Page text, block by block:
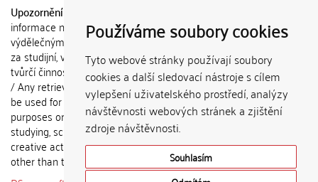
Používáme soubory cookies
Tyto webové stránky používají soubory
cookies a další sledovací nástroje s cílem
vylepšení uživatelského prostředí, analýzy
návštěvnosti webových stránek a zjištění
zdroje návštěvnosti.
Souhlasím
Upozornění / Notice:
informace nemohou být použity k
výdělečným účelům nebo vydávány
za studijní, vědeckou nebo jinou
tvůrčí činnost jiné osoby než autora.
/ Any retrieved information shall not
be used for any commercial
purposes or claimed as results of
studying, scientific or any other
creative activities of any person
other than the author.